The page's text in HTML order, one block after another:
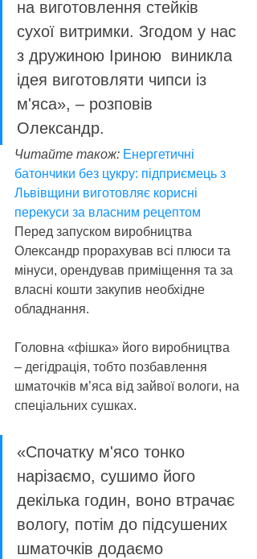
на виготовлення стейків
сухої витримки. Згодом у нас
з дружиною Іриною  виникла
ідея виготовляти чипси із
м'яса», – розповів
Олександр.
Читайте також: Енергетичні
батончики без цукру: підприємець з
Львівщини виготовляє корисні
перекуси за власним рецептом
Перед запуском виробництва
Олександр прорахував всі плюси та
мінуси, орендував приміщення та за
власні кошти закупив необхідне
обладнання.
Головна «фішка» його виробництва
– дегідрація, тобто позбавлення
шматочків м’яса від зайвої вологи, на
спеціальних сушках.
«Спочатку м'ясо тонко
нарізаємо, сушимо його
декілька годин, воно втрачає
вологу, потім до підсушених
шматочків додаємо